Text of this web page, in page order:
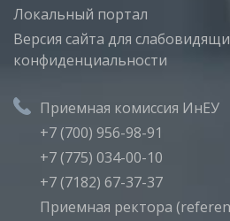
Локальный портал
Версия сайта для
конфиденциальности
Приемная комиссия ИнЕУ
+7 (700) 956-98-91
+7 (775) 034-00-10
+7 (7182) 67-37-37
Приемная ректора